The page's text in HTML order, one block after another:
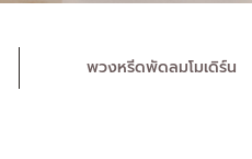
พวงหรีดพัดลมโมเดิร์น